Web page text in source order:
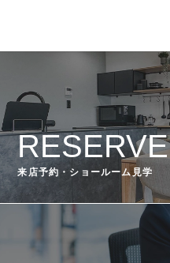
RESERVE
来店予約・ショールーム見学